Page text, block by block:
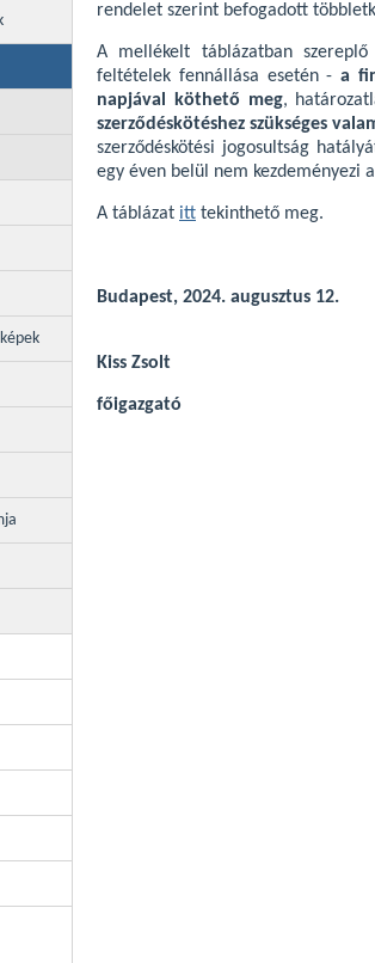
rendelet szerint befogadott
A mellékelt táblázatban
feltételek fennállása esetén -a
napjával köthető meg,
szerződéskötéshez szükséges
szerződéskötési jogosultság
egy éven belül nem kezdeményezi
A táblázat itt tekinthető meg.
Budapest, 2024. augusztus 12.
Kiss Zsolt
főigazgató